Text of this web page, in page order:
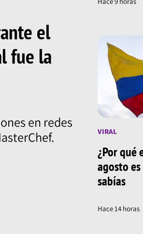
el
fue la
en redes
VIRAL
¿Por qué
agosto
sabías
Hace 14 horas